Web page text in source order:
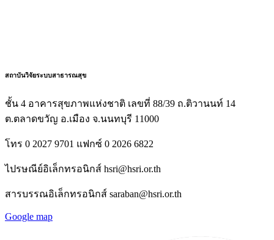
สถาบันวิจัยระบบสาธารณสุข
ชั้น 4 อาคารสุขภาพแห่งชาติ เลขที่ 88/39 ถ.ติวานนท์ 14
ต.ตลาดขวัญ อ.เมือง จ.นนทบุรี 11000
โทร 0 2027 9701 แฟกซ์ 0 2026 6822
ไปรษณีย์อิเล็กทรอนิกส์ hsri@hsri.or.th
สารบรรณอิเล็กทรอนิกส์ saraban@hsri.or.th
Google map